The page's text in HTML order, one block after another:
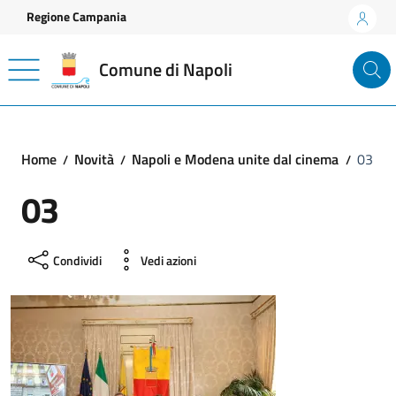
Vai ai contenuti
Vai al footer
Regione Campania
Comune di Napoli
Home Novità Napoli e Modena unite dal cinema 03
03
Condividi Vedi azioni